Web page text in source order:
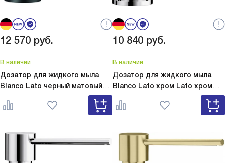
12 570 руб.
В наличии
Дозатор для жидкого мыла
Blanco Lato черный матовый
Lato черный матовый 525789
10 840 руб.
В наличии
Дозатор для жидкого мыла
Blanco Lato хром Lato хром